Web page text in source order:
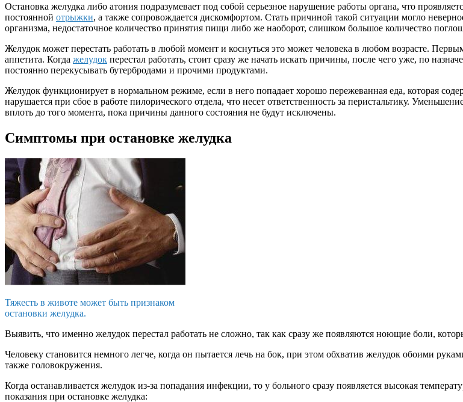
Остановка желудка либо атония подразумевает под собой серьезное нарушение работы органа, что
постоянной отрыжки, а также сопровождается дискомфортом. Стать причиной такой ситуации могло
организма, недостаточное количество принятия пищи либо же наоборот, слишком большое количество
Желудок может перестать работать в любой момент и коснуться это может человека в любом возрасте.
аппетита. Когда желудок перестал работать, стоит сразу же начать искать причины, после чего уже, по
постоянно перекусывать бутербродами и прочими продуктами.
Желудок функционирует в нормальном режиме, если в него попадает хорошо пережеванная еда, которая
нарушается при сбое в работе пилорического отдела, что несет ответственность за перистальтику.
вплоть до того момента, пока причины данного состояния не будут исключены.
Симптомы при остановке желудка
Тяжесть в животе может быть признаком
остановки желудка.
Выявить, что именно желудок перестал работать не сложно, так как сразу же появляются ноющие боли,
Человеку становится немного легче, когда он пытается лечь на бок, при этом обхватив желудок обоими
также головокружения.
Когда останавливается желудок из-за попадания инфекции, то у больного сразу появляется высокая
показания при остановке желудка: